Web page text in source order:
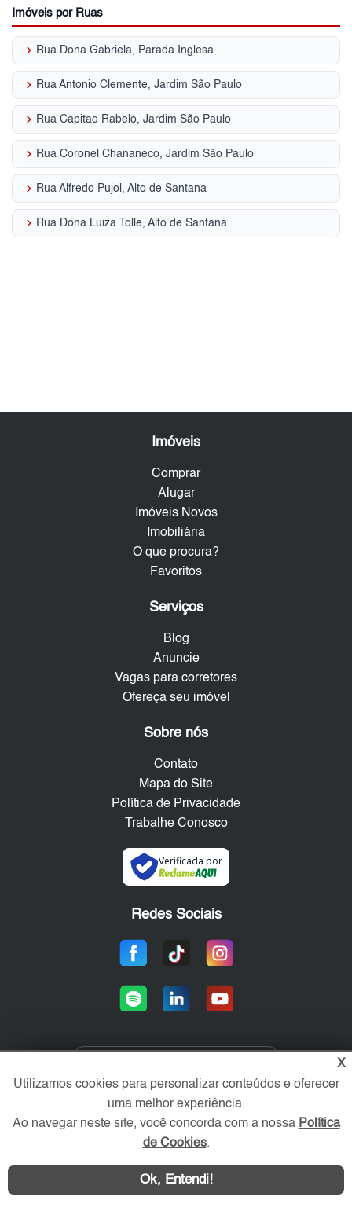
Imóveis por Ruas
keyboard_arrow_right Rua Dona Gabriela, Parada Inglesa
keyboard_arrow_right Rua Antonio Clemente, Jardim São Paulo
keyboard_arrow_right Rua Capitao Rabelo, Jardim São Paulo
keyboard_arrow_right Rua Coronel Chananeco, Jardim São Paulo
keyboard_arrow_right Rua Alfredo Pujol, Alto de Santana
keyboard_arrow_right Rua Dona Luiza Tolle, Alto de Santana
Imóveis
Comprar
Alugar
Imóveis Novos
Imobiliária
O que procura?
Favoritos
Serviços
Blog
Anuncie
Vagas para corretores
Ofereça seu imóvel
Sobre nós
Contato
Mapa do Site
Política de Privacidade
Trabalhe Conosco
Verificada por
Redes Sociais
Área exclusiva aos anunciantes,
acesse sua conta:
X
Utilizamos cookies para personalizar conteúdos e oferecer
uma melhor experiência.
Ao navegar neste site, você concorda com a nossa Política
de Cookies.
Ok, Entendi!